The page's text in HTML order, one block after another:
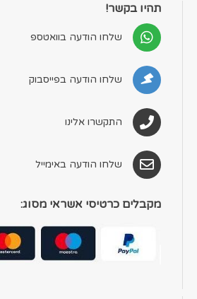
תהיו בקשר!
שלחו הודעה בוואטספ
שלחו הודעה בפייסבוק
התקשרו אלינו
שלחו הודעה באימייל
מקבלים כרטיסי אשראי מסוג: